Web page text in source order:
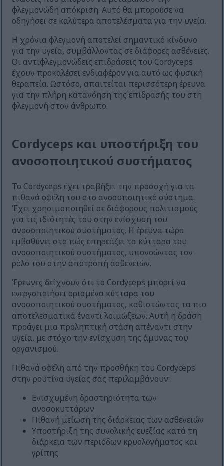
φλεγμονώδη απόκριση. Αυτό θα μπορούσε να
οδηγήσει σε καλύτερα αποτελέσματα για την υγεία.
Η χρόνια φλεγμονή αποτελεί σημαντικό κίνδυνο
για την υγεία, συμβάλλοντας σε διάφορες ασθένειες.
Οι αντιφλεγμονώδεις επιδράσεις του Cordyceps
έχουν προκαλέσει ενδιαφέρον για αυτό ως φυσική
θεραπεία. Ωστόσο, απαιτείται περισσότερη έρευνα
για την πλήρη κατανόηση της επίδρασής του στη
φλεγμονή στον άνθρωπο.
Cordyceps και υποστήριξη του
ανοσοποιητικού συστήματος
Το Cordyceps έχει τραβήξει την προσοχή για τα
πιθανά οφέλη του στο ανοσοποιητικό σύστημα.
Έχει χρησιμοποιηθεί σε διάφορους πολιτισμούς
για τις ιδιότητές του στην ενίσχυση του
ανοσοποιητικού συστήματος. Η έρευνα τώρα
εμβαθύνει στο πώς επηρεάζει τα κύτταρα του
ανοσοποιητικού συστήματος, υπονοώντας τον
ρόλο του στην αποτροπή ασθενειών.
Έρευνες δείχνουν ότι το Cordyceps μπορεί να
ενεργοποιήσει ορισμένα κύτταρα του
ανοσοποιητικού συστήματος, καθιστώντας τα πιο
αποτελεσματικά έναντι λοιμώξεων. Αυτή η δράση
προάγει μια προληπτική στάση απέναντι στην
υγεία, με στόχο την ενίσχυση της άμυνας του
οργανισμού.
Πιθανά οφέλη από την προσθήκη του Cordyceps
στην ρουτίνα υγείας σας περιλαμβάνουν:
Ενισχυμένη δραστηριότητα των
ανοσοκυττάρων
Πιθανή μείωση της διάρκειας των ασθενειών
Υποστήριξη της συνολικής ευεξίας κατά τη
διάρκεια των περιόδων κρυολογήματος και
γρίπης